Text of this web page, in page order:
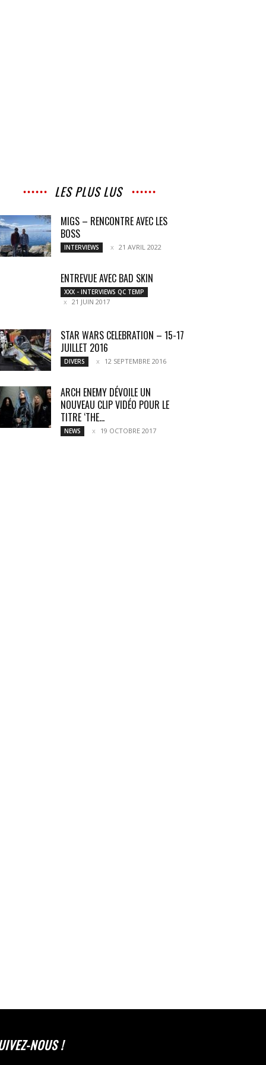
LES PLUS LUS
MIGS – RENCONTRE AVEC LES
BOSS
INTERVIEWS 21 AVRIL 2022
ENTREVUE AVEC BAD SKIN
XXX - INTERVIEWS QC TEMP
21 JUIN 2017
STAR WARS CELEBRATION – 15-17
JUILLET 2016
DIVERS 12 SEPTEMBRE 2016
ARCH ENEMY DÉVOILE UN
NOUVEAU CLIP VIDÉO POUR LE
TITRE ‘THE...
NEWS 19 OCTOBRE 2017
NOUS !